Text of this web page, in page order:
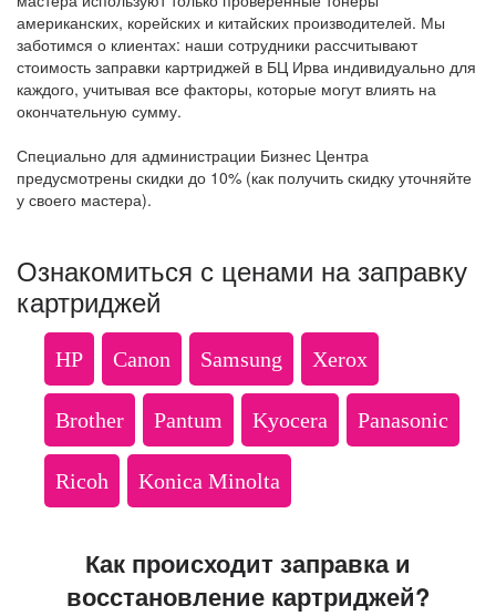
американских, корейских и китайских производителей. Мы
заботимся о клиентах: наши сотрудники рассчитывают
стоимость заправки картриджей в БЦ Ирва индивидуально для
каждого, учитывая все факторы, которые могут влиять на
окончательную сумму.
Специально для администрации Бизнес Центра
предусмотрены скидки до 10% (как получить скидку уточняйте
у своего мастера).
Ознакомиться с ценами на заправку
картриджей
HP Canon Samsung Xerox
Brother Pantum Kyocera Panasonic
Ricoh Konica Minolta
Как происходит заправка и
восстановление картриджей?